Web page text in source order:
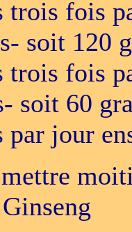
trois fois
soit 120
trois fois
soit 60
par jour